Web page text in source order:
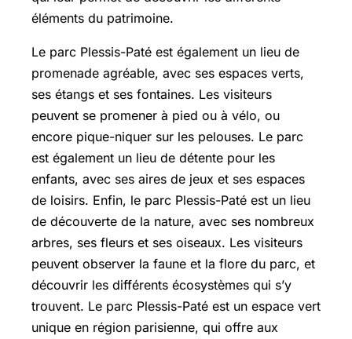
éléments du patrimoine.
Le parc Plessis-Paté est également un lieu de
promenade agréable, avec ses espaces verts,
ses étangs et ses fontaines. Les visiteurs
peuvent se promener à pied ou à vélo, ou
encore pique-niquer sur les pelouses. Le parc
est également un lieu de détente pour les
enfants, avec ses aires de jeux et ses espaces
de loisirs. Enfin, le parc Plessis-Paté est un lieu
de découverte de la nature, avec ses nombreux
arbres, ses fleurs et ses oiseaux. Les visiteurs
peuvent observer la faune et la flore du parc, et
découvrir les différents écosystèmes qui s’y
trouvent. Le parc Plessis-Paté est un espace vert
unique en région parisienne, qui offre aux